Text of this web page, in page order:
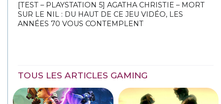
[TEST – PLAYSTATION 5] AGATHA CHRISTIE – MORT
SUR LE NIL : DU HAUT DE CE JEU VIDÉO, LES
ANNÉES 70 VOUS CONTEMPLENT
TOUS LES ARTICLES GAMING